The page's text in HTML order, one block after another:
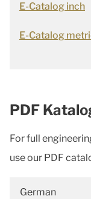
E-Catalog inch
E-Catalog
PDF
For full
use our PDF
German